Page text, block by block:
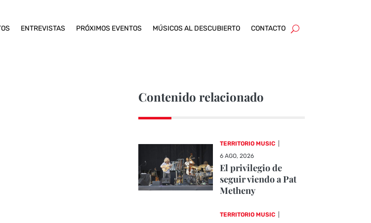
ENTREVISTAS PRÓXIMOS EVENTOS MÚSICOS AL DESCUBIERTO CONTACTO
Contenido relacionado
TERRITORIO MUSIC
6 AGO, 2026
El privilegio de
seguir viendo a Pat
Metheny
TERRITORIO MUSIC